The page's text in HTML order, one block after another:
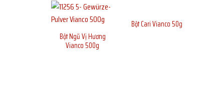
Bột Ngũ Vị Hương
Vianco 500g
Bột Cari Vianco 50g